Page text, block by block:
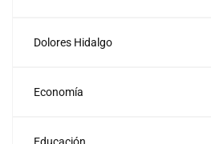
Dolores Hidalgo
Economía